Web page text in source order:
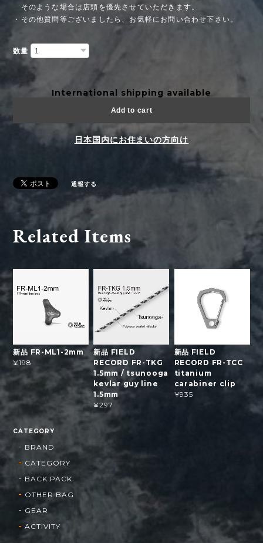
そのような場合は店頭を優先させていただきます。
・その他質問等ございましたら、お気軽にお問い合わせ下さい。
数量
International shipping available
Add to cart
日本国内にお住まいの方向け
通報する
Related Items
新品 FR-ML1-2mm
¥198
新品 FIELD
RECORD FR-TKG
1.5mm / tsunooga
kevlar guy line
1.5mm
¥297
新品 FIELD
RECORD FR-TCC
titanium
carabiner clip
¥935
CATEGORY
BRAND
CATEGORY
BACK PACK
OTHER BAG
GEAR
ACTIVITY